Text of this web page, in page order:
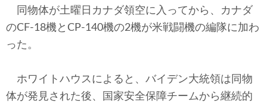
同物体が土曜日カナダ領空に入ってから、カナダ
のCF-18機とCP-140機の2機が米戦闘機の編隊に加わ
った。
ホワイトハウスによると、バイデン大統領は同物
体が発見された後、国家安全保障チームから継続的